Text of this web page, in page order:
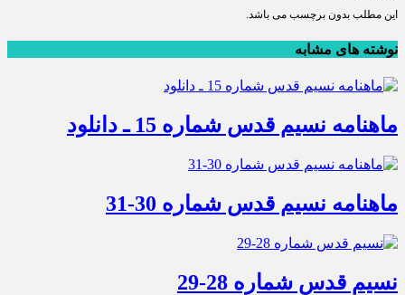
این مطلب بدون برچسب می باشد.
نوشته های مشابه
ماهنامه نسیم قدس شماره 15 ـ دانلود
ماهنامه نسیم قدس شماره 30-31
نسیم قدس شماره 28-29